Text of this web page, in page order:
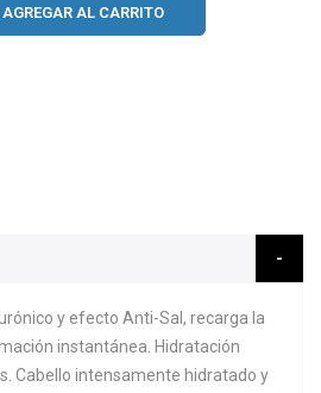
AGREGAR AL CARRITO
y efecto Anti-Sal, recarga la
instantánea. Hidratación
Cabello intensamente hidratado y